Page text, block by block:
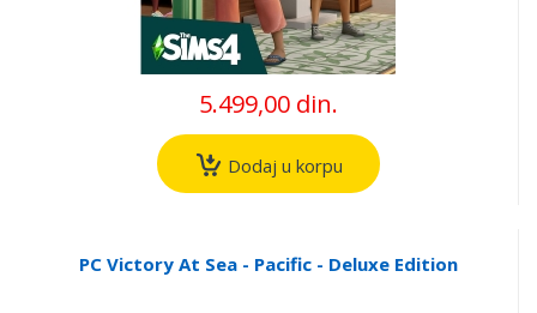
5.499,00 din.
Dodaj u korpu
PC Victory At Sea - Pacific - Deluxe Edition